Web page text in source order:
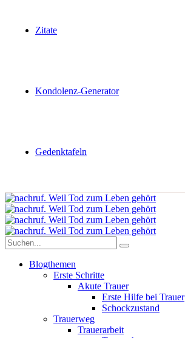
Zitate
Kondolenz-Generator
Gedenktafeln
Blogthemen
Erste Schritte
Akute Trauer
Erste Hilfe bei Trauer
Schockzustand
Trauerweg
Trauerarbeit